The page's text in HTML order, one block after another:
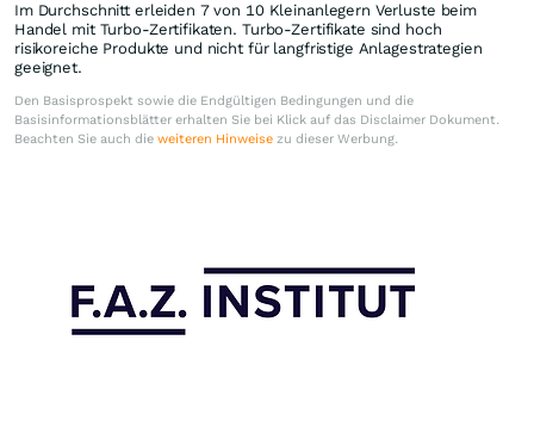
Im Durchschnitt erleiden 7 von 10 Kleinanlegern Verluste beim
Handel mit Turbo-Zertifikaten. Turbo-Zertifikate sind hoch
risikoreiche Produkte und nicht für langfristige Anlagestrategien
geeignet.
Den Basisprospekt sowie die Endgültigen Bedingungen und die
Basisinformationsblätter erhalten Sie bei Klick auf das Disclaimer Dokument.
Beachten Sie auch die weiteren Hinweise zu dieser Werbung.